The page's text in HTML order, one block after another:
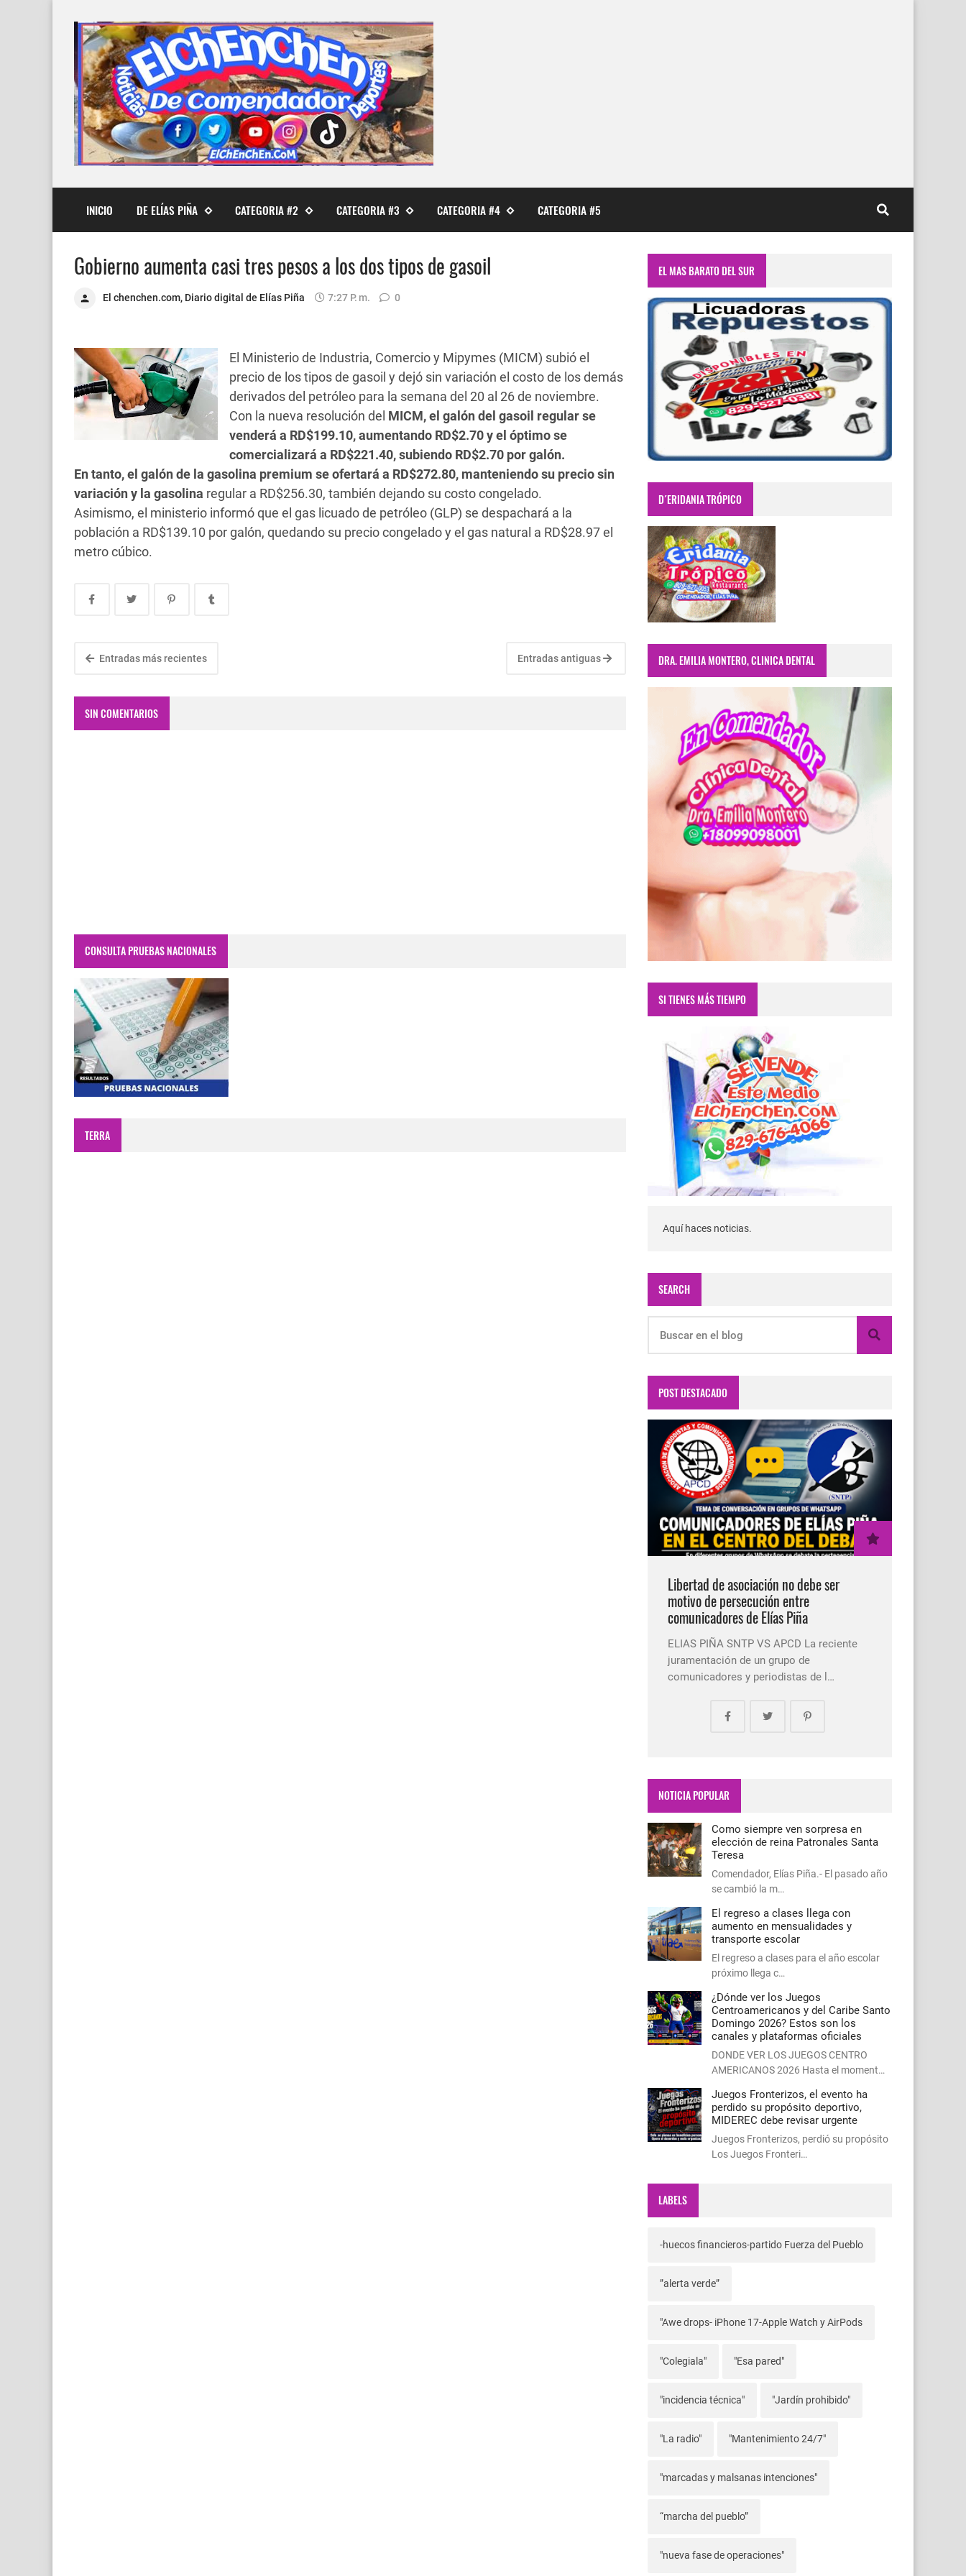
INICIO DE ELÍAS PIÑA CATEGORIA #2 CATEGORIA #3 CATEGORIA #4 CATEGORIA #5
Gobierno aumenta casi tres pesos a los dos tipos de gasoil
El chenchen.com, Diario digital de Elías Piña 7:27 P. M. 0
El Ministerio de Industria, Comercio y Mipymes (MICM) subió el
precio de los tipos de gasoil y dejó sin variación el costo de los demás
derivados del petróleo para la semana del 20 al 26 de noviembre.
Con la nueva resolución del MICM, el galón del gasoil regular se
venderá a RD$199.10, aumentando RD$2.70 y el óptimo se
comercializará a RD$221.40, subiendo RD$2.70 por galón.
En tanto, el galón de la gasolina premium se ofertará a RD$272.80, manteniendo su precio sin
variación y la gasolina regular a RD$256.30, también dejando su costo congelado.
Asimismo, el ministerio informó que el gas licuado de petróleo (GLP) se despachará a la
población a RD$139.10 por galón, quedando su precio congelado y el gas natural a RD$28.97 el
metro cúbico.
Entradas más recientes Entradas antiguas
SIN COMENTARIOS
CONSULTA PRUEBAS NACIONALES
TERRA
EL MAS BARATO DEL SUR
D´ERIDANIA TRÓPICO
DRA. EMILIA MONTERO, CLINICA DENTAL
SI TIENES MÁS TIEMPO
Aquí haces noticias.
SEARCH
POST DESTACADO
Libertad de asociación no debe ser
motivo de persecución entre
comunicadores de Elías Piña
ELIAS PIÑA SNTP VS APCD La reciente
juramentación de un grupo de
comunicadores y periodistas de l…
NOTICIA POPULAR
Como siempre ven sorpresa en
elección de reina Patronales Santa
Teresa
Comendador, Elías Piña.- El pasado año
se cambió la m…
El regreso a clases llega con
aumento en mensualidades y
transporte escolar
El regreso a clases para el año escolar
próximo llega c…
¿Dónde ver los Juegos
Centroamericanos y del Caribe Santo
Domingo 2026? Estos son los
canales y plataformas oficiales
DONDE VER LOS JUEGOS CENTRO
AMERICANOS 2026 Hasta el moment…
Juegos Fronterizos, el evento ha
perdido su propósito deportivo,
MIDEREC debe revisar urgente
Juegos Fronterizos, perdió su propósito
Los Juegos Fronteri…
LABELS
-huecos financieros-partido Fuerza del Pueblo
”alerta verde”
"Awe drops- iPhone 17-Apple Watch y AirPods
"Colegiala" "Esa pared"
"incidencia técnica" "Jardín prohibido"
"La radio" "Mantenimiento 24/7"
"marcadas y malsanas intenciones"
“marcha del pueblo”
"nueva fase de operaciones"